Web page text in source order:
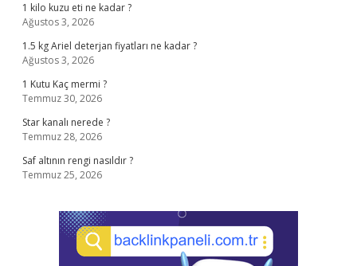
1 kilo kuzu eti ne kadar ?
Ağustos 3, 2026
1.5 kg Ariel deterjan fiyatları ne kadar ?
Ağustos 3, 2026
1 Kutu Kaç mermi ?
Temmuz 30, 2026
Star kanalı nerede ?
Temmuz 28, 2026
Saf altının rengi nasıldır ?
Temmuz 25, 2026